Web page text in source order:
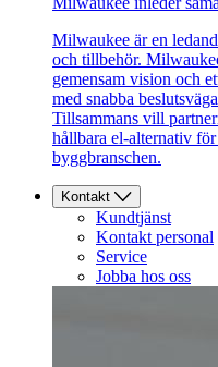
Milwaukee är en
och tillbehör.
gemensam vision och
med snabba
Tillsammans vill
hållbara el-alternativ
byggbranschen.
Kontakt
Kundtjänst
Kontakt personal
Service
Jobba hos oss